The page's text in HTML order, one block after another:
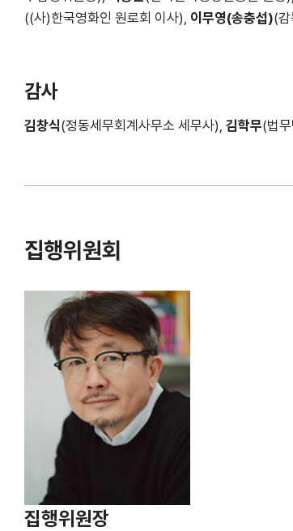
((사)한국영화인 원로회 이사), 이무영(송충섭)(
감사
김창식(정동세무회계사무소 세무사), 김학무(법
집행위원회
집행위원장